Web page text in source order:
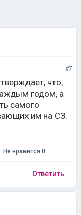
#7
что,
годом, а
самого
им на СЗ.
Не нравится 0
Ответить